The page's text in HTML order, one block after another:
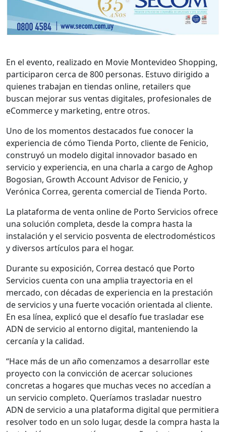
En el evento, realizado en Movie Montevideo Shopping,
participaron cerca de 800 personas. Estuvo dirigido a
quienes trabajan en tiendas online, retailers que
buscan mejorar sus ventas digitales, profesionales de
eCommerce y marketing, entre otros.
Uno de los momentos destacados fue conocer la
experiencia de cómo Tienda Porto, cliente de Fenicio,
construyó un modelo digital innovador basado en
servicio y experiencia, en una charla a cargo de Aghop
Bogosian, Growth Account Advisor de Fenicio, y
Verónica Correa, gerenta comercial de Tienda Porto.
La plataforma de venta online de Porto Servicios ofrece
una solución completa, desde la compra hasta la
instalación y el servicio posventa de electrodomésticos
y diversos artículos para el hogar.
Durante su exposición, Correa destacó que Porto
Servicios cuenta con una amplia trayectoria en el
mercado, con décadas de experiencia en la prestación
de servicios y una fuerte vocación orientada al cliente.
En esa línea, explicó que el desafío fue trasladar ese
ADN de servicio al entorno digital, manteniendo la
cercanía y la calidad.
“Hace más de un año comenzamos a desarrollar este
proyecto con la convicción de acercar soluciones
concretas a hogares que muchas veces no accedían a
un servicio completo. Queríamos trasladar nuestro
ADN de servicio a una plataforma digital que permitiera
resolver todo en un solo lugar, desde la compra hasta la